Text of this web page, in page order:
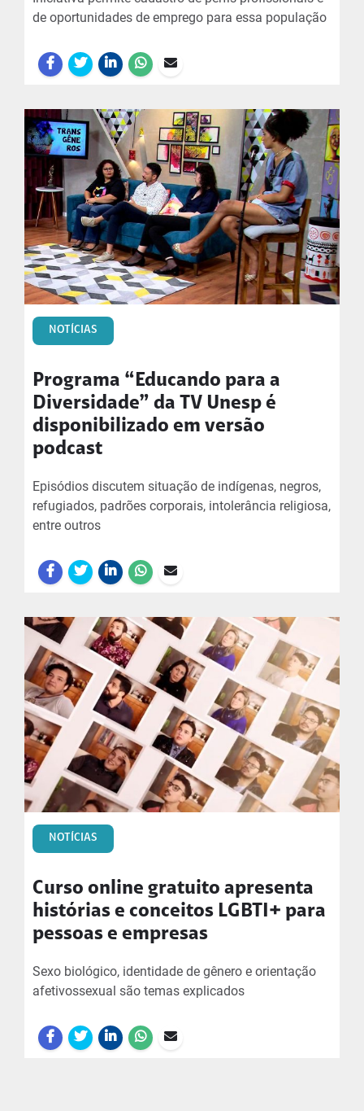
de oportunidades de emprego para essa população
NOTÍCIAS
Programa “Educando para a
Diversidade” da TV Unesp é
disponibilizado em versão
podcast
Episódios discutem situação de indígenas, negros,
refugiados, padrões corporais, intolerância religiosa,
entre outros
NOTÍCIAS
Curso online gratuito apresenta
histórias e conceitos LGBTI+ para
pessoas e empresas
Sexo biológico, identidade de gênero e orientação
afetivossexual são temas explicados